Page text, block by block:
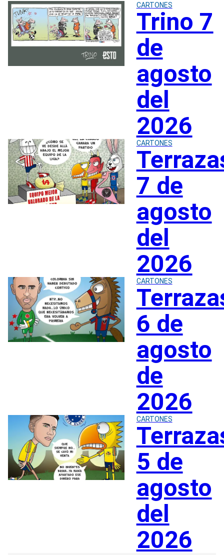
CARTONES
Trino 7
de
agosto
del
2026
CARTONES
7 de
agosto
del
2026
CARTONES
6 de
agosto
de
2026
CARTONES
5 de
agosto
del
2026